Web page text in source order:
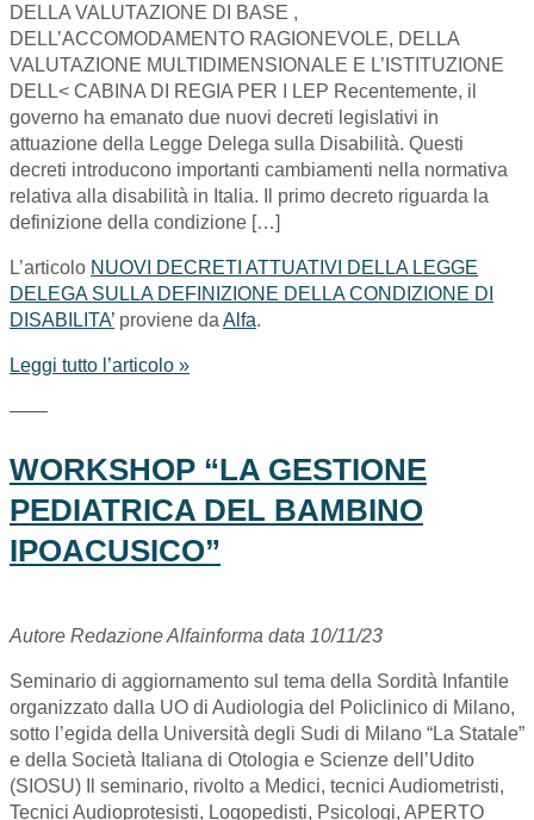
DELLA VALUTAZIONE DI BASE ,
DELL’ACCOMODAMENTO RAGIONEVOLE, DELLA
VALUTAZIONE MULTIDIMENSIONALE E L’ISTITUZIONE
DELL< CABINA DI REGIA PER I LEP Recentemente, il
governo ha emanato due nuovi decreti legislativi in
attuazione della Legge Delega sulla Disabilità. Questi
decreti introducono importanti cambiamenti nella normativa
relativa alla disabilità in Italia. Il primo decreto riguarda la
definizione della condizione […]
L’articolo NUOVI DECRETI ATTUATIVI DELLA LEGGE
DELEGA SULLA DEFINIZIONE DELLA CONDIZIONE DI
DISABILITA’ proviene da Alfa.
Leggi tutto l’articolo »
——
WORKSHOP “LA GESTIONE
PEDIATRICA DEL BAMBINO
IPOACUSICO”
Autore Redazione Alfainforma data 10/11/23
Seminario di aggiornamento sul tema della Sordità Infantile
organizzato dalla UO di Audiologia del Policlinico di Milano,
sotto l’egida della Università degli Sudi di Milano “La Statale”
e della Società Italiana di Otologia e Scienze dell’Udito
(SIOSU) Il seminario, rivolto a Medici, tecnici Audiometristi,
Tecnici Audioprotesisti, Logopedisti, Psicologi, APERTO